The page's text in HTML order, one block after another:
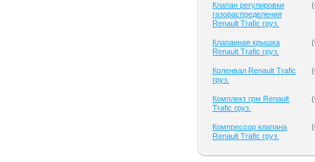
Клапан регулировки
газораспределения
Renault Trafic груз.
(
Клапанная крышка
Renault Trafic груз.
(
Коленвал Renault Trafic
груз.
(
Комплект грм Renault
Trafic груз.
(
Компрессор клапана
Renault Trafic груз.
(